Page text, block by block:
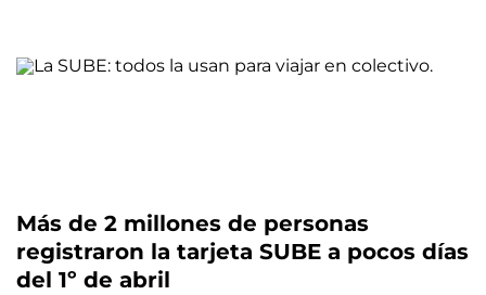
Más de 2 millones de personas
registraron la tarjeta SUBE a pocos días
del 1º de abril